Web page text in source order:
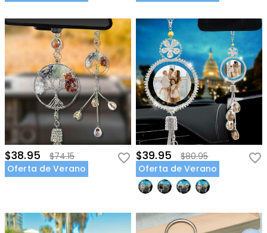
$38.95
$74.15
Oferta de Verano
$39.95
$80.95
Oferta de Verano